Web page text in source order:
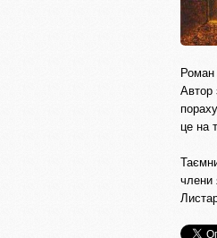
Роман
Автор
це на
члени